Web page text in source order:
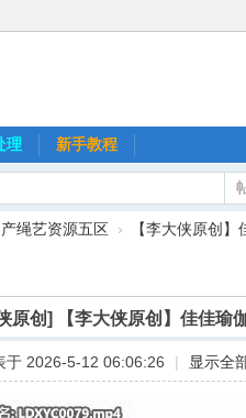
理 新手教程
产绳艺资源五区 › 【李大侠原创
原创] 【李大侠原创】佳佳瑜
于 2026-5-12 06:06:26 显示全